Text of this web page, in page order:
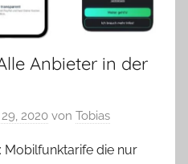
Anbieter in der
2020 von Tobias
Mobilfunktarife die nur